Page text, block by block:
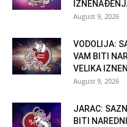
August 9, 2026
VODOLIJA:
VAM BITI
VELIKA
August 9, 2026
JARAC:
BITI